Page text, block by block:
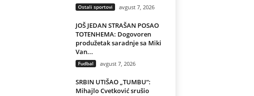
Ostali sportovi avgust 7, 2026
JOŠ JEDAN STRAŠAN POSAO
TOTENHEMA: Dogovoren
produžetak saradnje sa Miki
Van...
Fudbal avgust 7, 2026
SRBIN UTIŠAO „TUMBU“:
Mihajlo Cvetković srušio